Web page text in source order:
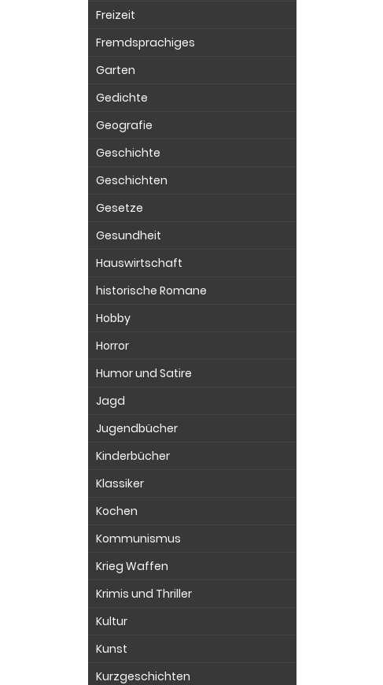
Freizeit
Fremdsprachiges
Garten
Gedichte
Geografie
Geschichte
Geschichten
Gesetze
Gesundheit
Hauswirtschaft
historische Romane
Hobby
Horror
Humor und Satire
Jagd
Jugendbücher
Kinderbücher
Klassiker
Kochen
Kommunismus
Krieg Waffen
Krimis und Thriller
Kultur
Kunst
Kurzgeschichten